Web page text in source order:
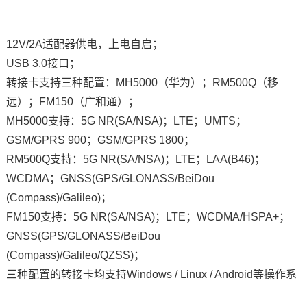
12V/2A适配器供电，上电自启；
USB 3.0接口；
转接卡支持三种配置：
MH5000（华为）；RM500Q（移
远）；FM150（广和通）；
MH5000支持：5G NR(SA/NSA)；LTE；UMTS；
GSM/GPRS 900；GSM/GPRS 1800；
RM500Q支持：5G NR(SA/NSA)；LTE；LAA(B46)；
WCDMA；GNSS(GPS/GLONASS/BeiDou
(Compass)/Galileo)；
FM150支持：5G NR(SA/NSA)；LTE；WCDMA/HSPA+；
GNSS(GPS/GLONASS/BeiDou
(Compass)/Galileo/QZSS)；
三种配置的转接卡均支持Windows / Linux / Android等操作系